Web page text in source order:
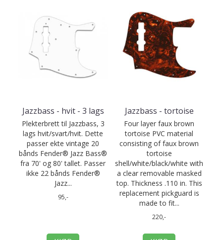
Jazzbass - hvit - 3 lags
Plekterbrett til Jazzbass, 3
lags hvit/svart/hvit. Dette
passer ekte vintage 20
bånds Fender® Jazz Bass®
fra 70' og 80' tallet. Passer
ikke 22 bånds Fender®
Jazz...
95,-
Jazzbass - tortoise
Four layer faux brown
tortoise PVC material
consisting of faux brown
tortoise
shell/white/black/white with
a clear removable masked
top. Thickness .110 in. This
replacement pickguard is
made to fit...
220,-